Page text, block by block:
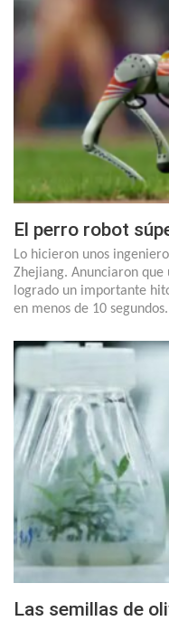
El perro robot
Lo hicieron unos
Zhejiang. Anunciaron
logrado un importante
en menos de 10
Las semillas de